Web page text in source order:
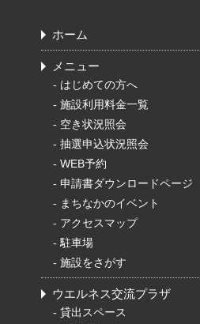
ホーム
メニュー
- はじめての方へ
- 施設利用料金一覧
- 空き状況照会
- 抽選申込状況照会
- WEB予約
- 申請書ダウンロードページ
- まちなかのイベント
- アクセスマップ
- 駐車場
- 施設をさがす
ウエルネス交流プラザ
- 貸出スペース